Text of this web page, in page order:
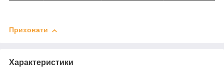
Приховати
Характеристики